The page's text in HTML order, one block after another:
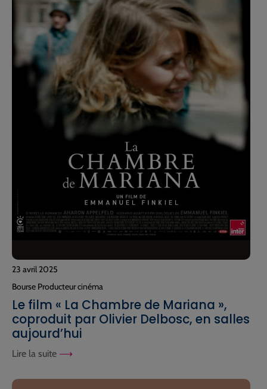
23 avril 2025
Bourse Producteur cinéma
Le film « La Chambre de Mariana »,
coproduit par Olivier Delbosc, en salles
aujourd’hui
Lire la suite